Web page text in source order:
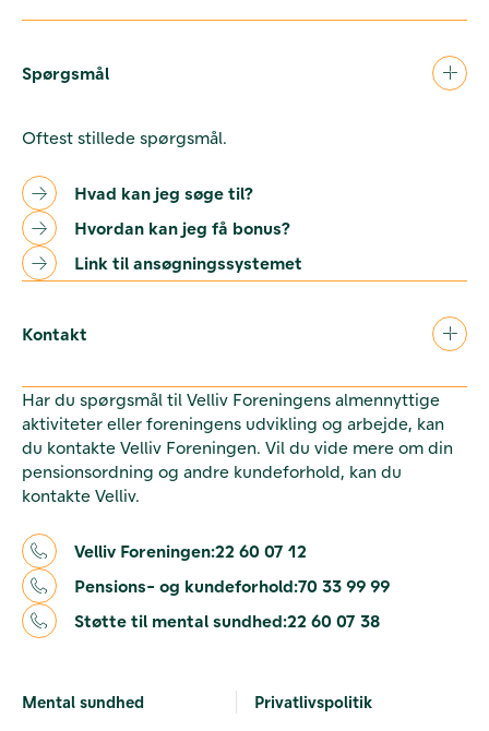
Spørgsmål
Oftest stillede spørgsmål.
Hvad kan jeg søge til?
Hvordan kan jeg få bonus?
Link til ansøgningssystemet
Kontakt
Har du spørgsmål til Velliv Foreningens almennyttige
aktiviteter eller foreningens udvikling og arbejde, kan
du kontakte Velliv Foreningen. Vil du vide mere om din
pensionsordning og andre kundeforhold, kan du
kontakte Velliv.
Velliv Foreningen:22 60 07 12
Pensions- og kundeforhold:70 33 99 99
Støtte til mental sundhed:22 60 07 38
Mental sundhed Privatlivspolitik